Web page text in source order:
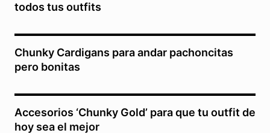
todos tus outfits
Chunky Cardigans para andar pachoncitas
pero bonitas
Accesorios ‘Chunky Gold’ para que tu outfit de
hoy sea el mejor